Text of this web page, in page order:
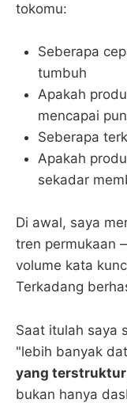
tokomu:
Seberapa
tumbuh
Apakah
mencapai
Seberapa
Apakah
sekadar
Di awal, saya
tren permukaan
volume kata
Terkadang
Saat itulah saya
"lebih banyak
yang terstruktur
bukan hanya